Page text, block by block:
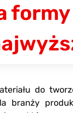
formy
do
branży